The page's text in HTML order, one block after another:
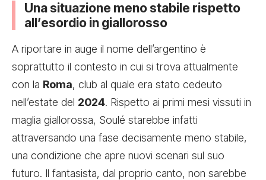
Una situazione meno stabile rispetto
all’esordio in giallorosso
A riportare in auge il nome dell’argentino è
soprattutto il contesto in cui si trova attualmente
con la Roma, club al quale era stato cedeuto
nell’estate del 2024. Rispetto ai primi mesi vissuti in
maglia giallorossa, Soulé starebbe infatti
attraversando una fase decisamente meno stabile,
una condizione che apre nuovi scenari sul suo
futuro. Il fantasista, dal proprio canto, non sarebbe